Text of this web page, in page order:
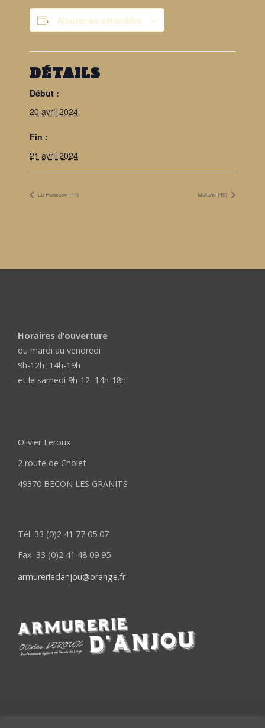
Ajouter au calendrier
DÉTAILS
Début :
20 avril 2024
Fin :
21 avril 2024
La Rouxière (44) Marans (49)
Horaires d’ouverture
du mardi au vendredi
9h-12h 14h-19h
et le samedi 9h-12 14h-18h
Olivier Leroux
2 route de Cholet
49370 BECON LES GRANITS
Tél: 33 (0)2 41 77 05 07
Fax: 33 (0)2 41 48 09 95
armureriedanjou@orange.fr